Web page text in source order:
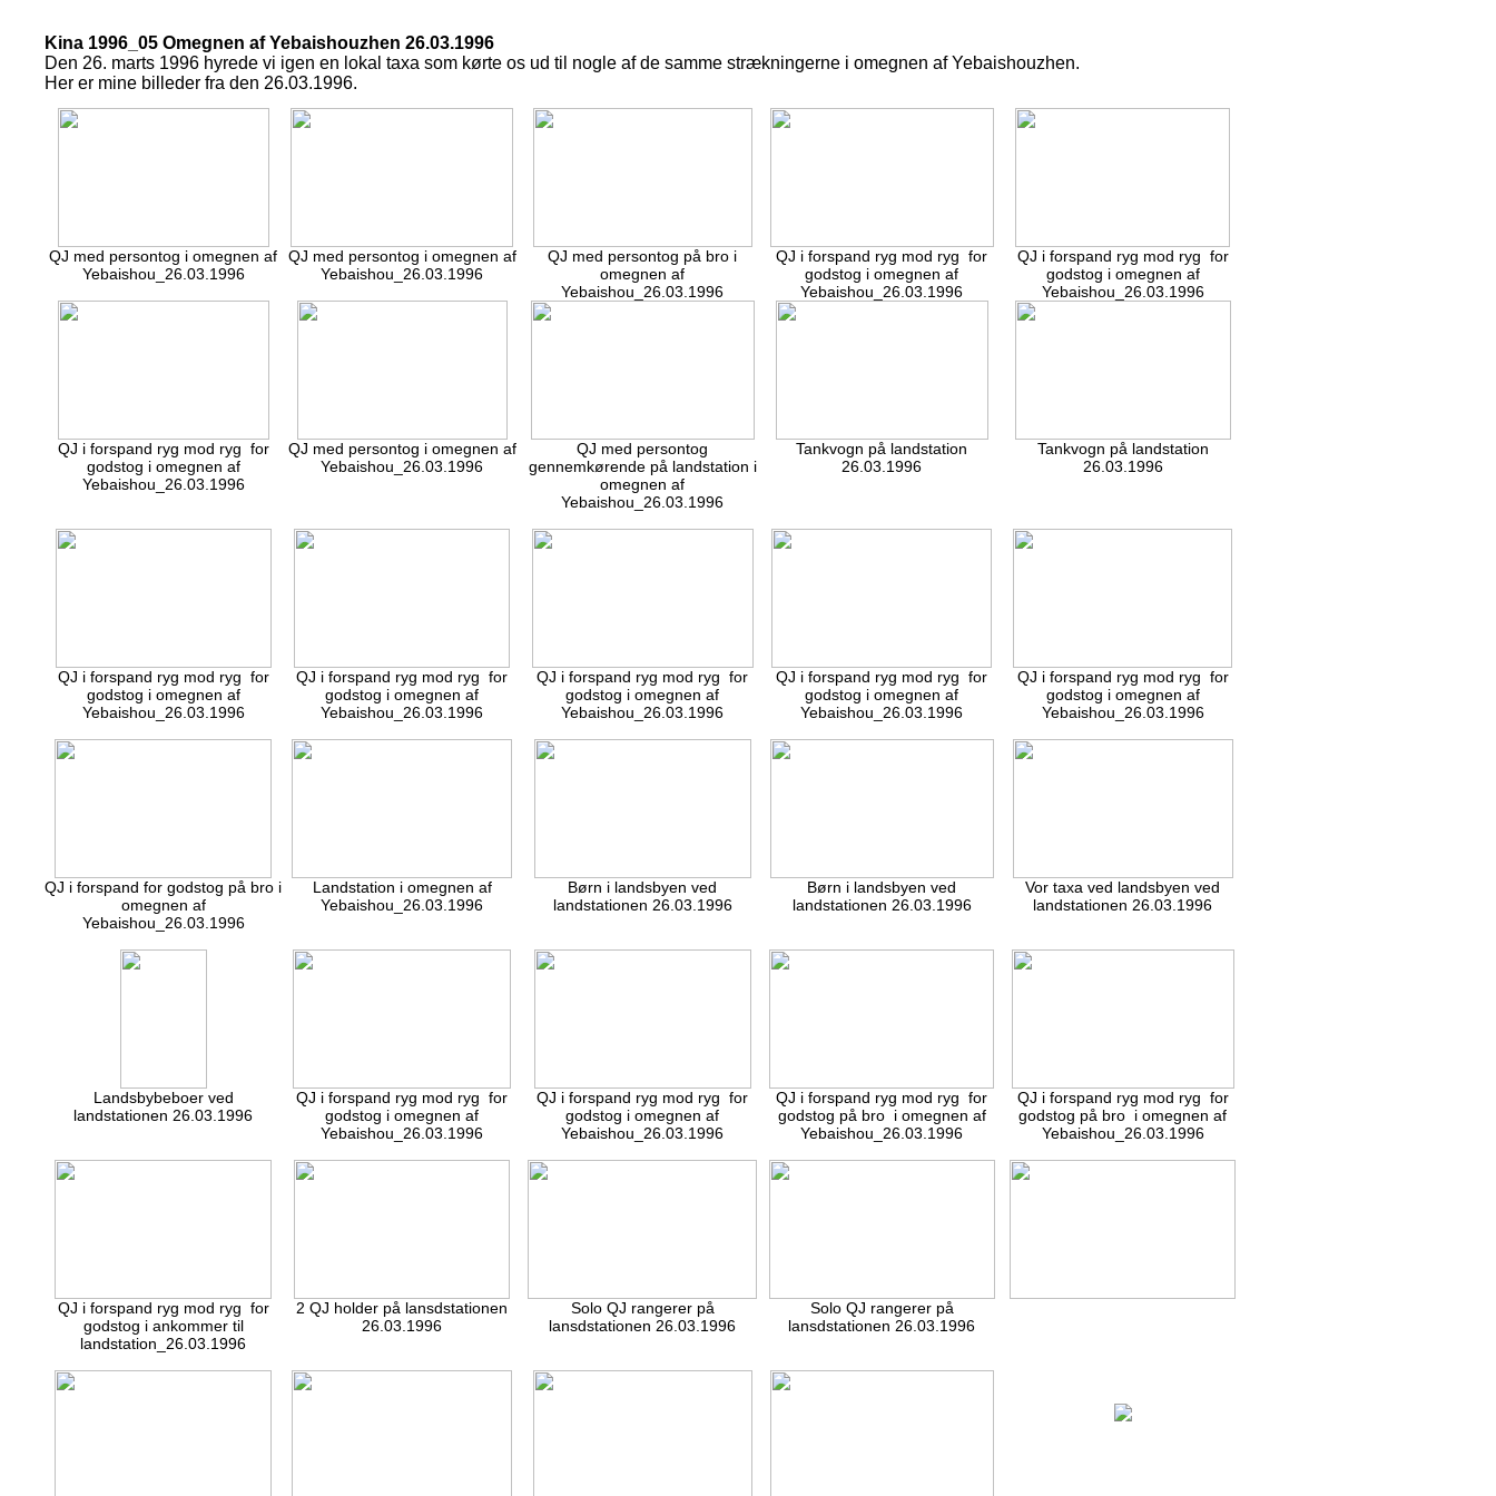
Kina 1996_05 Omegnen af Yebaishouzhen 26.03.1996
Den 26. marts 1996 hyrede vi igen en lokal taxa som kørte os ud til nogle af de samme strækningerne i omegnen af Yebaishouzhen.
Her er mine billeder fra den 26.03.1996.
QJ med persontog i omegnen af
Yebaishou_26.03.1996
QJ med persontog i omegnen af
Yebaishou_26.03.1996
QJ med persontog på bro i
omegnen af
Yebaishou_26.03.1996
QJ i forspand ryg mod ryg for
godstog i omegnen af
Yebaishou_26.03.1996
QJ i forspand ryg mod ryg for
godstog i omegnen af
Yebaishou_26.03.1996
QJ i forspand ryg mod ryg for
godstog i omegnen af
Yebaishou_26.03.1996
QJ med persontog i omegnen af
Yebaishou_26.03.1996
QJ med persontog
gennemkørende på landstation i
omegnen af
Yebaishou_26.03.1996
Tankvogn på landstation
26.03.1996
Tankvogn på landstation
26.03.1996
QJ i forspand ryg mod ryg for
godstog i omegnen af
Yebaishou_26.03.1996
QJ i forspand ryg mod ryg for
godstog i omegnen af
Yebaishou_26.03.1996
QJ i forspand ryg mod ryg for
godstog i omegnen af
Yebaishou_26.03.1996
QJ i forspand ryg mod ryg for
godstog i omegnen af
Yebaishou_26.03.1996
QJ i forspand ryg mod ryg for
godstog i omegnen af
Yebaishou_26.03.1996
QJ i forspand for godstog på bro i
omegnen af
Yebaishou_26.03.1996
Landstation i omegnen af
Yebaishou_26.03.1996
Børn i landsbyen ved
landstationen 26.03.1996
Børn i landsbyen ved
landstationen 26.03.1996
Vor taxa ved landsbyen ved
landstationen 26.03.1996
Landsbybeboer ved
landstationen 26.03.1996
QJ i forspand ryg mod ryg for
godstog i omegnen af
Yebaishou_26.03.1996
QJ i forspand ryg mod ryg for
godstog i omegnen af
Yebaishou_26.03.1996
QJ i forspand ryg mod ryg for
godstog på bro i omegnen af
Yebaishou_26.03.1996
QJ i forspand ryg mod ryg for
godstog på bro i omegnen af
Yebaishou_26.03.1996
QJ i forspand ryg mod ryg for
godstog i ankommer til
landstation_26.03.1996
2 QJ holder på lansdstationen
26.03.1996
Solo QJ rangerer på
lansdstationen 26.03.1996
Solo QJ rangerer på
lansdstationen 26.03.1996